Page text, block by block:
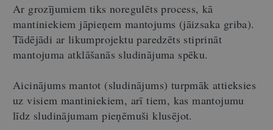
Ar grozījumiem tiks noregulēts process, kā
mantiniekiem jāpieņem mantojums (jāizsaka griba).
Tādējādi ar likumprojektu paredzēts stiprināt
mantojuma atklāšanās sludinājuma spēku.
Aicinājums mantot (sludinājums) turpmāk attieksies
uz visiem mantiniekiem, arī tiem, kas mantojumu
līdz sludinājumam pieņēmuši klusējot.